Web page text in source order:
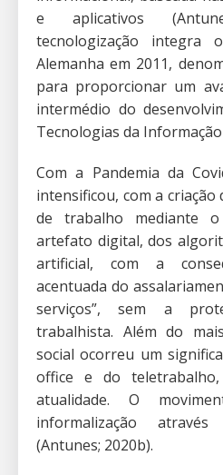
e aplicativos
tecnologização integra
Alemanha em 2011,
para proporcionar um
intermédio do
Tecnologias da
Com a Pandemia da
intensificou, com a criação
de trabalho mediante
artefato digital, dos
artificial, com a
acentuada do
serviços”, sem a
trabalhista. Além do
social ocorreu um
office e do
atualidade. O
informalização
(Antunes; 2020b).